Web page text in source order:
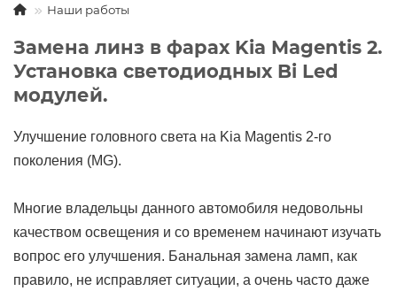
Наши работы
Замена линз в фарах Kia Magentis 2.
Установка светодиодных Bi Led
модулей.
Улучшение головного света на Kia Magentis 2-го
поколения (MG).
Многие владельцы данного автомобиля недовольны
качеством освещения и со временем начинают изучать
вопрос его улучшения. Банальная замена ламп, как
правило, не исправляет ситуации, а очень часто даже